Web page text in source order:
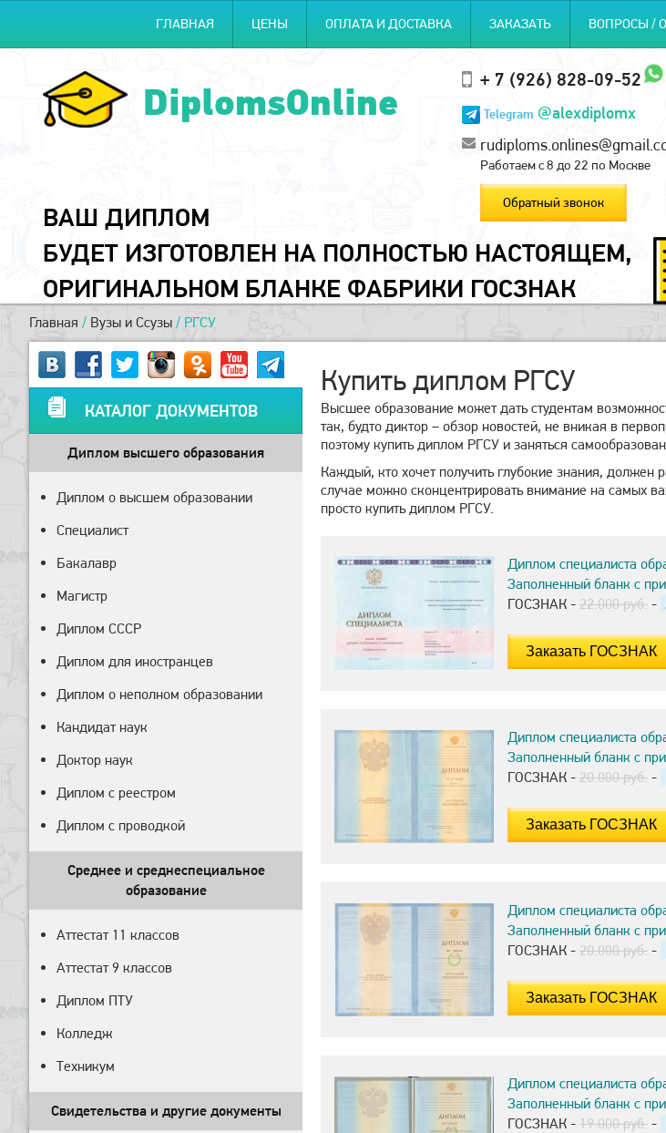
ГЛАВНАЯ ЦЕНЫ ОПЛАТА И ДОСТАВКА ЗАКАЗАТЬ ВОПРОСЫ /
DiplomsOnline + 7 (926) 828-09-52
Telegram @alexdiplomx
Работаем с 8 до 22 по Москве
Обратный звонок
ВАШ ДИПЛОМ
БУДЕТ ИЗГОТОВЛЕН НА ПОЛНОСТЬЮ НАСТОЯЩЕМ,
ОРИГИНАЛЬНОМ БЛАНКЕ ФАБРИКИ ГОСЗНАК
Главная / Вузы и Ссузы / РГСУ
Купить диплом РГСУ
Высшее образование может дать студентам
так, будто диктор – обзор новостей, не вникая в
поэтому купить диплом РГСУ и заняться
Каждый, кто хочет получить глубокие знания, должен
случае можно сконцентрировать внимание на самых
просто купить диплом РГСУ.
Диплом специалиста
Заполненный бланк с
ГОСЗНАК - 22.000 руб. -
Диплом специалиста
Заполненный бланк с
ГОСЗНАК - 20.000 руб. -
Диплом специалиста
Заполненный бланк с
ГОСЗНАК - 20.000 руб. -
Диплом специалиста
Заполненный бланк с
ГОСЗНАК - 19.000 руб. -
КАТАЛОГ ДОКУМЕНТОВ
Диплом высшего образования
Диплом о высшем образовании
Специалист
Бакалавр
Магистр
Диплом СССР
Диплом для иностранцев
Диплом о неполном образовании
Кандидат наук
Доктор наук
Диплом с реестром
Диплом с проводкой
Среднее и среднеспециальное
образование
Аттестат 11 классов
Аттестат 9 классов
Диплом ПТУ
Колледж
Техникум
Свидетельства и другие документы